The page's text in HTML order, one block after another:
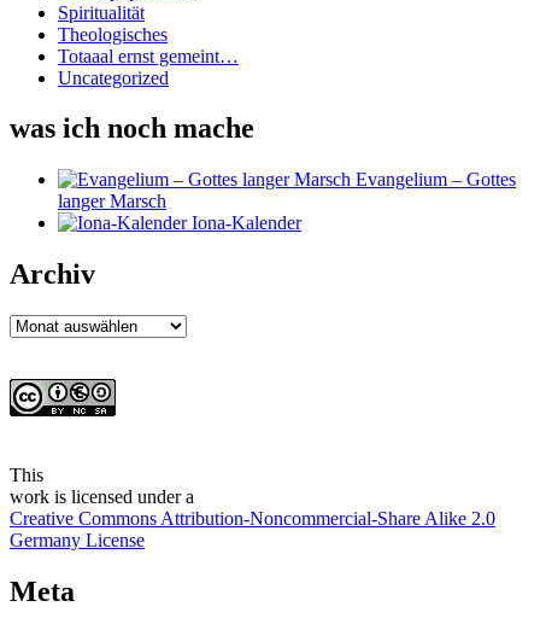
Spiritualität
Theologisches
Totaaal ernst gemeint…
Uncategorized
was ich noch mache
Evangelium – Gottes
langer Marsch
Iona-Kalender
Archiv
Archiv
This
work is licensed under a
Creative Commons Attribution-Noncommercial-Share Alike 2.0
Germany License
Meta